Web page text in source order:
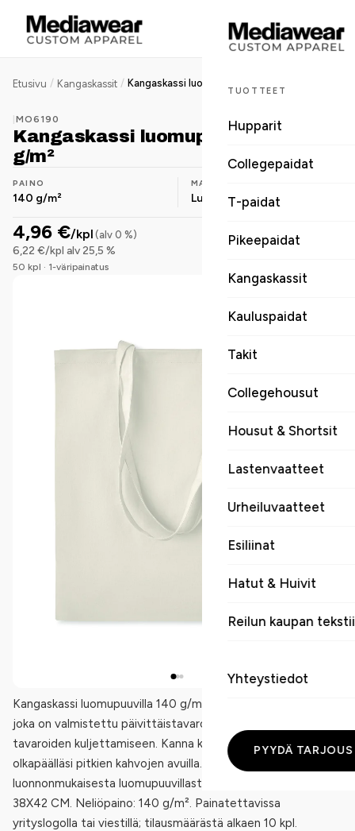
TUOTTEET
Hupparit
Collegepaidat
T-paidat
Pikeepaidat
Kangaskassit
Kauluspaidat
Takit
Collegehousut
Housut & Shortsit
Lastenvaatteet
Urheiluvaatteet
Esiliinat
Hatut & Huivit
Reilun kaupan
Yhteystiedot
PYYDÄ TARJOUS
Etusivu / Kangaskassit / Kangaskassi luomupuuvilla 140 g/m²
MO6190
Kangaskassi luomupuuvilla 140
g/m²
PAINO
140 g/m²
MATERIAALI
Luomupuuvilla
4,96 €/kpl (alv 0 %)
6,22 €/kpl alv 25,5 %
50 kpl · 1-väripainatus
Kangaskassi luomupuuvilla 140 g/m². Klassinen ostoskassi,
joka on valmistettu päivittäistavaroiden tai muiden
tavaroiden kuljettamiseen. Kanna kassia käsissäsi tai
olkapäälläsi pitkien kahvojen avuilla.Valmistettu 100%
luonnonmukaisesta luomupuuvillasta 140 g / m². Mitat:
38X42 CM. Neliöpaino: 140 g/m². Painatettavissa
yrityslogolla tai viestillä; tilausmäärästä alkaen 10 kpl.